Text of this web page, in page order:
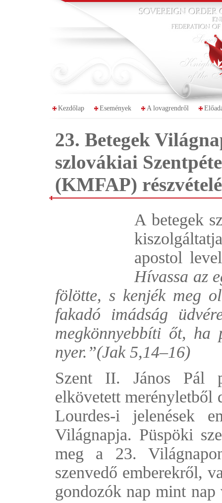
Kezdőlap Események A lovagrendről
23. Betegek
szlovákiai
(KMFAP)
A betegek
apostol
Hívassa az
fölötte, s kenjék meg
fakadó imádság
megkönnyebbíti őt, ha
nyer.”(Jak 5,14–16)
Szent II. János Pál
elkövetett merényletből
Lourdes-i jelenések
Világnapja. Püspöki
meg a 23.
szenvedő emberekről,
gondozók nap mint nap